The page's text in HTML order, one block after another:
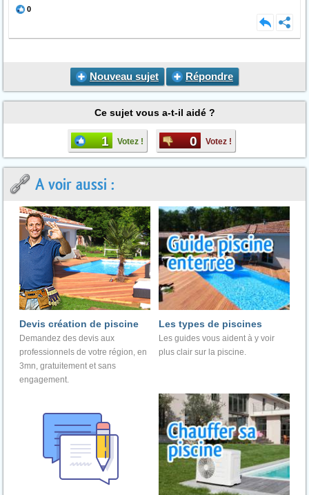
0
Nouveau sujet Répondre
Ce sujet vous a-t-il aidé ?
1 Votez ! 0 Votez !
A voir aussi :
Devis création de piscine
Demandez des devis aux
professionnels de votre région, en
3mn, gratuitement et sans
engagement.
Les types de piscines
Les guides vous aident à y voir
plus clair sur la piscine.